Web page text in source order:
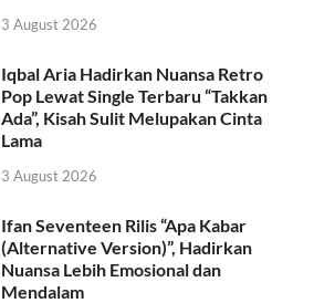
3 August 2026
Iqbal Aria Hadirkan Nuansa Retro
Pop Lewat Single Terbaru “Takkan
Ada”, Kisah Sulit Melupakan Cinta
Lama
3 August 2026
Ifan Seventeen Rilis “Apa Kabar
(Alternative Version)”, Hadirkan
Nuansa Lebih Emosional dan
Mendalam